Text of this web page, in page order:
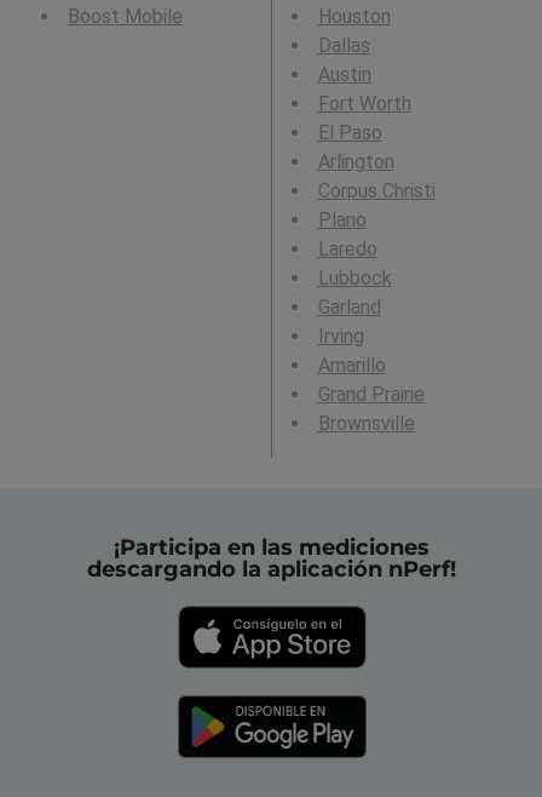
Boost Mobile
Houston
Dallas
Austin
Fort Worth
El Paso
Arlington
Corpus Christi
Plano
Laredo
Lubbock
Garland
Irving
Amarillo
Grand Prairie
Brownsville
¡Participa en las mediciones
descargando la aplicación nPerf!